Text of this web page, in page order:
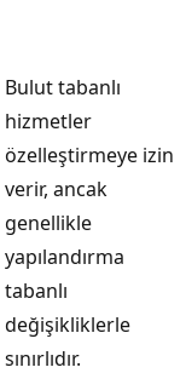
Bulut tabanlı
hizmetler
özelleştirmeye izin
verir, ancak
genellikle
yapılandırma
tabanlı
değişikliklerle
sınırlıdır.